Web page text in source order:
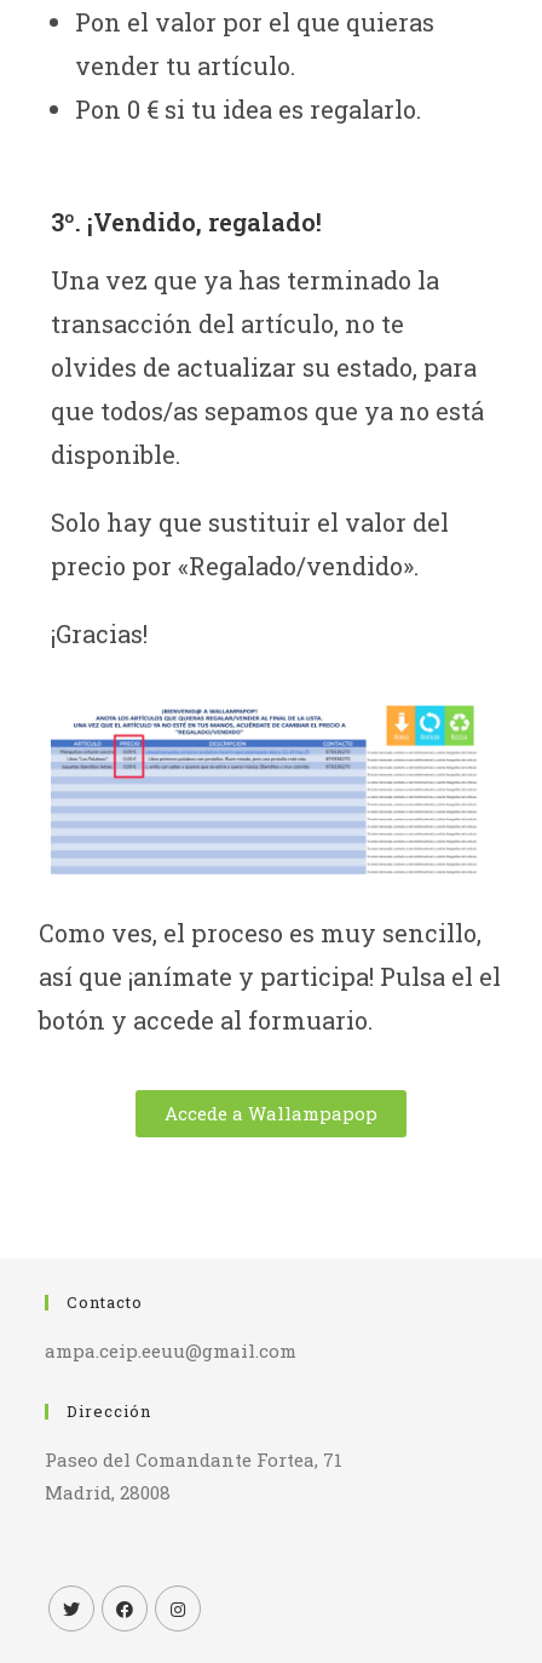
Pon el valor por el que quieras
vender tu artículo.
Pon 0 € si tu idea es regalarlo.
3º. ¡Vendido, regalado!
Una vez que ya has terminado la
transacción del artículo, no te
olvides de actualizar su estado, para
que todos/as sepamos que ya no está
disponible.
Solo hay que sustituir el valor del
precio por «Regalado/vendido».
¡Gracias!
Como ves, el proceso es muy sencillo,
así que ¡anímate y participa! Pulsa el el
botón y accede al formuario.
Accede a Wallampapop
Contacto
ampa.ceip.eeuu@gmail.com
Dirección
Paseo del Comandante Fortea, 71
Madrid, 28008